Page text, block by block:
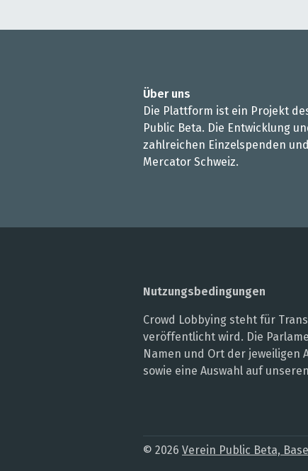
Über uns
Die Plattform ist ein Projekt
Public Beta. Die Entwicklung
zahlreichen Einzelspenden
Mercator Schweiz.
Nutzungsbedingungen
Crowd Lobbying steht für
veröffentlicht wird. Die
Namen und Ort der jeweiligen
sowie eine Auswahl auf
© 2026 Verein Public Beta,